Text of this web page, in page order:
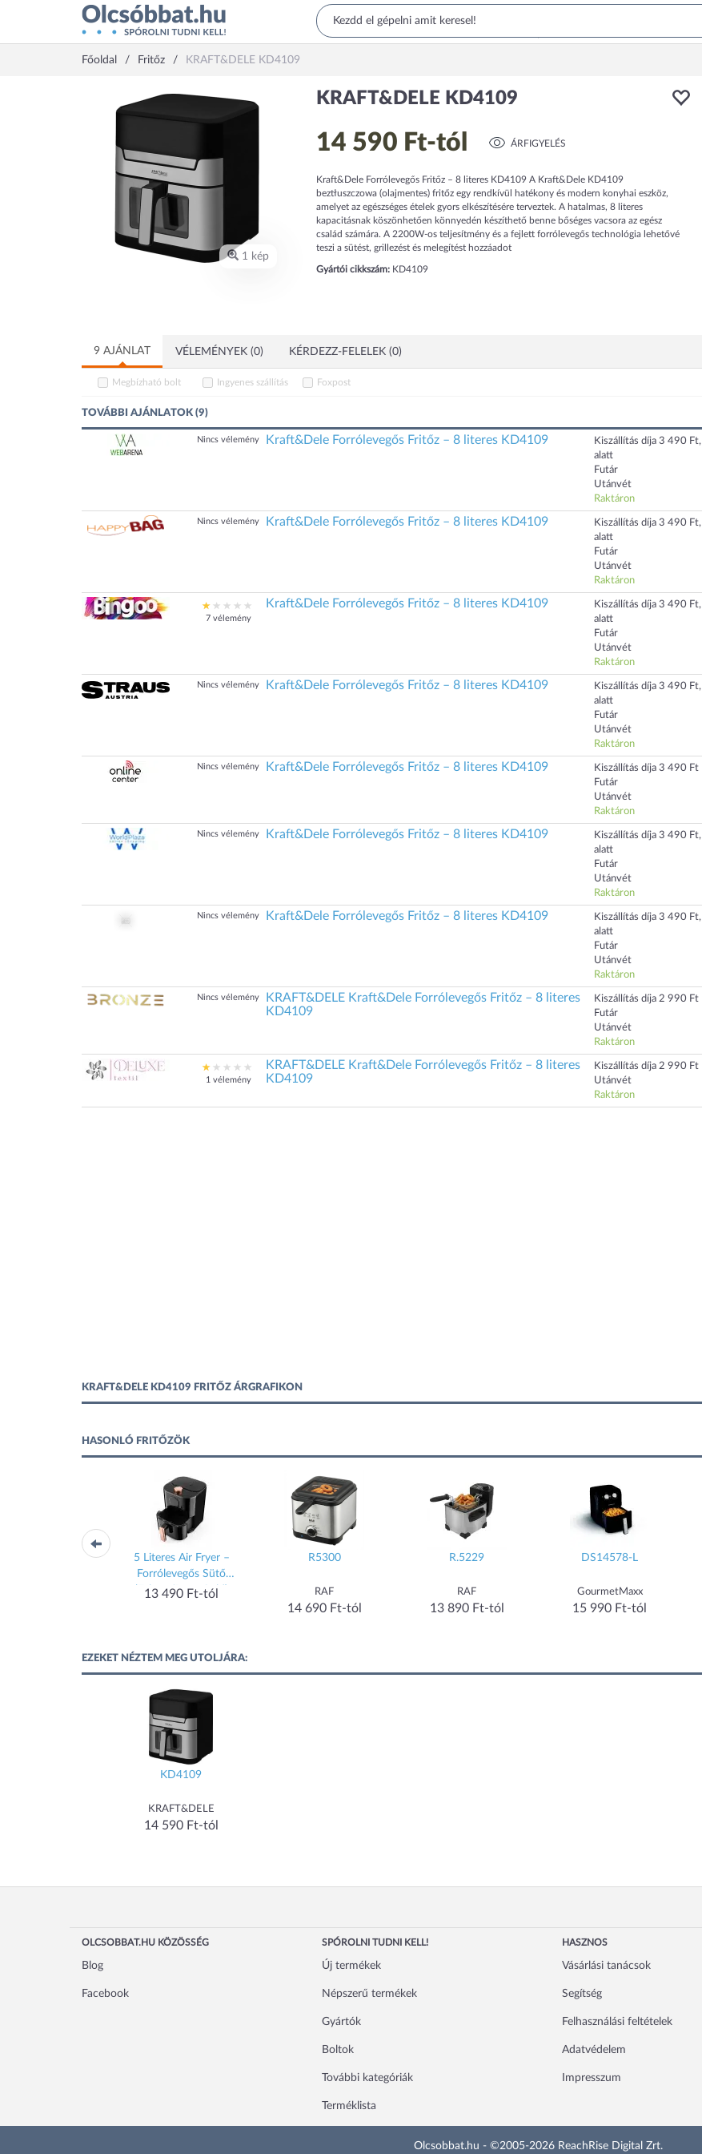
Főoldal Fritőz KRAFT&DELE KD4109
1 kép
KRAFT&DELE KD4109
14 590 Ft-tól ÁRFIGYELÉS
Kraft&Dele Forrólevegős Fritőz – 8 literes KD4109 A Kraft&Dele KD4109
beztłuszczowa (olajmentes) fritőz egy rendkívül hatékony és modern konyhai eszköz,
amelyet az egészséges ételek gyors elkészítésére terveztek. A hatalmas, 8 literes
kapacitásnak köszönhetően könnyedén készíthető benne bőséges vacsora az egész
család számára. A 2200W-os teljesítmény és a fejlett forrólevegős technológia lehetővé
teszi a sütést, grillezést és melegítést hozzáadot
Gyártói cikkszám:KD4109
9 AJÁNLAT VÉLEMÉNYEK (0) KÉRDEZZ-FELELEK (0)
Megbízható bolt Ingyenes szállítás Foxpost
TOVÁBBI AJÁNLATOK (9)
Nincs vélemény Kraft&Dele Forrólevegős Fritőz – 8 literes KD4109
Kiszállítás díja 3 490
alatt
Futár
Utánvét
Raktáron
Nincs vélemény Kraft&Dele Forrólevegős Fritőz – 8 literes KD4109
Kiszállítás díja 3 490
alatt
Futár
Utánvét
Raktáron
7 vélemény
Kraft&Dele Forrólevegős Fritőz – 8 literes KD4109
Kiszállítás díja 3 490
alatt
Futár
Utánvét
Raktáron
Nincs vélemény Kraft&Dele Forrólevegős Fritőz – 8 literes KD4109
Kiszállítás díja 3 490
alatt
Futár
Utánvét
Raktáron
Nincs vélemény Kraft&Dele Forrólevegős Fritőz – 8 literes KD4109
Kiszállítás díja 3 490 Ft
Futár
Utánvét
Raktáron
Nincs vélemény Kraft&Dele Forrólevegős Fritőz – 8 literes KD4109
Kiszállítás díja 3 490
alatt
Futár
Utánvét
Raktáron
Nincs vélemény Kraft&Dele Forrólevegős Fritőz – 8 literes KD4109
Kiszállítás díja 3 490
alatt
Futár
Utánvét
Raktáron
Nincs vélemény
KRAFT&DELE Kraft&Dele Forrólevegős Fritőz – 8 literes
KD4109
Kiszállítás díja 2 990 Ft
Futár
Utánvét
Raktáron
1 vélemény
KRAFT&DELE Kraft&Dele Forrólevegős Fritőz – 8 literes
KD4109
Kiszállítás díja 2 990 Ft
Utánvét
Raktáron
KRAFT&DELE KD4109 FRITŐZ ÁRGRAFIKON
HASONLÓ FRITŐZÖK
5 Literes Air Fryer –
Forrólevegős Sütő
(Fekete/Rose Gold)
13 490 Ft-tól
R5300
RAF
14 690 Ft-tól
R.5229
RAF
13 890 Ft-tól
DS14578-L
GourmetMaxx
15 990 Ft-tól
EZEKET NÉZTEM MEG UTOLJÁRA:
KD4109
KRAFT&DELE
14 590 Ft-tól
OLCSOBBAT.HU KÖZÖSSÉG
Blog
Facebook
SPÓROLNI TUDNI KELL!
Új termékek
Népszerű termékek
Gyártók
Boltok
További kategóriák
Terméklista
HASZNOS
Vásárlási tanácsok
Segítség
Felhasználási feltételek
Adatvédelem
Impresszum
Olcsobbat.hu - ©2005-2026 ReachRise Digital Zrt.